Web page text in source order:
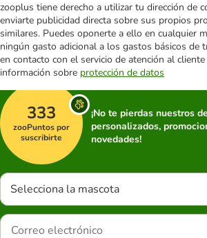
zooplus tiene derecho a utilizar tu dirección de
enviarte publicidad directa sobre sus propios
similares. Puedes oponerte a ello en cualquier
ningún gasto adicional a los gastos básicos de
en contacto con el servicio de atención al
información sobre protección de datos
333
zooPuntos por
suscribirte
¡No te pierdas nuestros
personalizados,
novedades!
Selecciona la mascota